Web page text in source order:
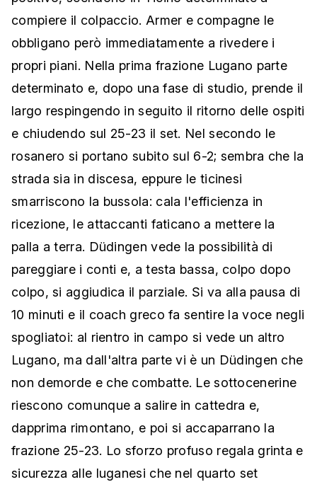
compiere il colpaccio. Armer e compagne le
obbligano però immediatamente a rivedere i
propri piani. Nella prima frazione Lugano parte
determinato e, dopo una fase di studio, prende il
largo respingendo in seguito il ritorno delle ospiti
e chiudendo sul 25-23 il set. Nel secondo le
rosanero si portano subito sul 6-2; sembra che la
strada sia in discesa, eppure le ticinesi
smarriscono la bussola: cala l'efficienza in
ricezione, le attaccanti faticano a mettere la
palla a terra. Düdingen vede la possibilità di
pareggiare i conti e, a testa bassa, colpo dopo
colpo, si aggiudica il parziale. Si va alla pausa di
10 minuti e il coach greco fa sentire la voce negli
spogliatoi: al rientro in campo si vede un altro
Lugano, ma dall'altra parte vi è un Düdingen che
non demorde e che combatte. Le sottocenerine
riescono comunque a salire in cattedra e,
dapprima rimontano, e poi si accaparrano la
frazione 25-23. Lo sforzo profuso regala grinta e
sicurezza alle luganesi che nel quarto set